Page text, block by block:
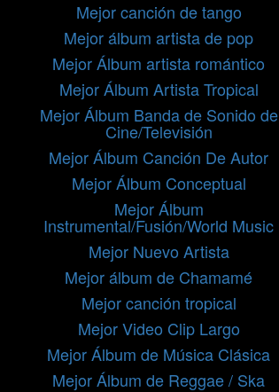
Mejor canción de tango
Mejor álbum artista de pop
Mejor Álbum artista romántico
Mejor Álbum Artista Tropical
Mejor Álbum Banda de Sonido de
Cine/Televisión
Mejor Álbum Canción De Autor
Mejor Álbum Conceptual
Mejor Álbum
Instrumental/Fusión/World Music
Mejor Nuevo Artista
Mejor álbum de Chamamé
Mejor canción tropical
Mejor Video Clip Largo
Mejor Álbum de Música Clásica
Mejor Álbum de Reggae / Ska